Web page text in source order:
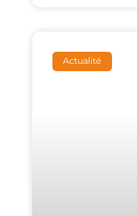
Actualité